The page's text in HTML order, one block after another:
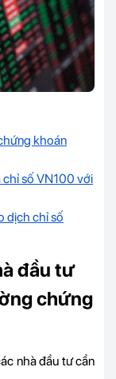
khoán
số VN100 với
dịch chỉ số
đầu tư
chứng
nhà đầu tư cần